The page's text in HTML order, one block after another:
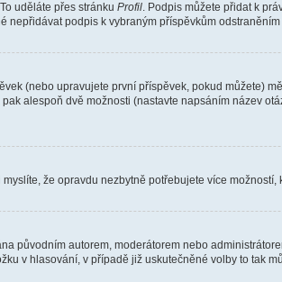
uděláte přes stránku Profil. Podpis můžete přidat k
nepřidávat podpis k vybraným příspěvkům
(nebo upravujete první příspěvek, pokud můžete)
alespoň dvě možnosti (nastavte napsáním název
že opravdu nezbytně potřebujete více
původním autorem, moderátorem nebo
v hlasování, v případě již uskutečněné volby to tak